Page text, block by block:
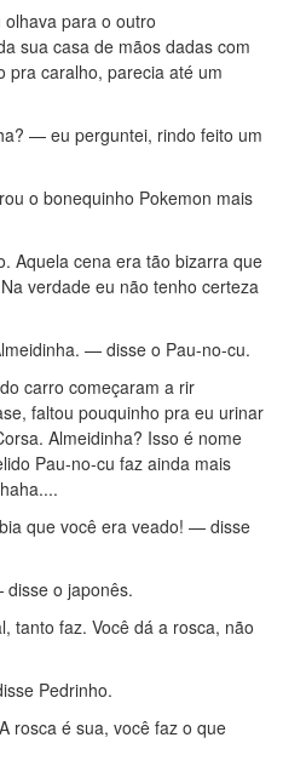
para o outro
sua casa de mãos dadas com
pra caralho, parecia até um
— eu perguntei, rindo feito um
o bonequinho Pokemon mais
Aquela cena era tão bizarra que
verdade eu não tenho certeza
— disse o Pau-no-cu.
carro começaram a rir
faltou pouquinho pra eu urinar
Almeidinha? Isso é nome
Pau-no-cu faz ainda mais
que você era veado! — disse
o japonês.
tanto faz. Você dá a rosca, não
Pedrinho.
rosca é sua, você faz o que